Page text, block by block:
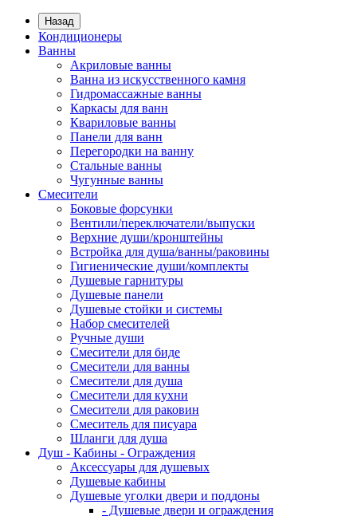
Назад
Кондиционеры
Ванны
Акриловые ванны
Ванна из искусственного камня
Гидромассажные ванны
Каркасы для ванн
Квариловые ванны
Панели для ванн
Перегородки на ванну
Стальные ванны
Чугунные ванны
Смесители
Боковые форсунки
Вентили/переключатели/выпуски
Верхние души/кронштейны
Встройка для душа/ванны/раковины
Гигиенические души/комплекты
Душевые гарнитуры
Душевые панели
Душевые стойки и системы
Набор смесителей
Ручные души
Смесители для биде
Смесители для ванны
Смесители для душа
Смесители для кухни
Смесители для раковин
Смеситель для писуара
Шланги для душа
Душ - Кабины - Ограждения
Аксессуары для душевых
Душевые кабины
Душевые уголки двери и поддоны
- Душевые двери и ограждения